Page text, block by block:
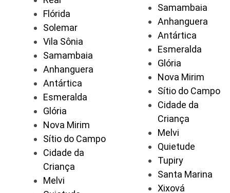
Flórida
Solemar
Vila Sônia
Samambaia
Anhanguera
Antártica
Esmeralda
Glória
Nova Mirim
Sítio do Campo
Cidade da
Criança
Melvi
Samambaia
Anhanguera
Antártica
Esmeralda
Glória
Nova Mirim
Sítio do Campo
Cidade da
Criança
Melvi
Quietude
Tupiry
Santa Marina
Xixová